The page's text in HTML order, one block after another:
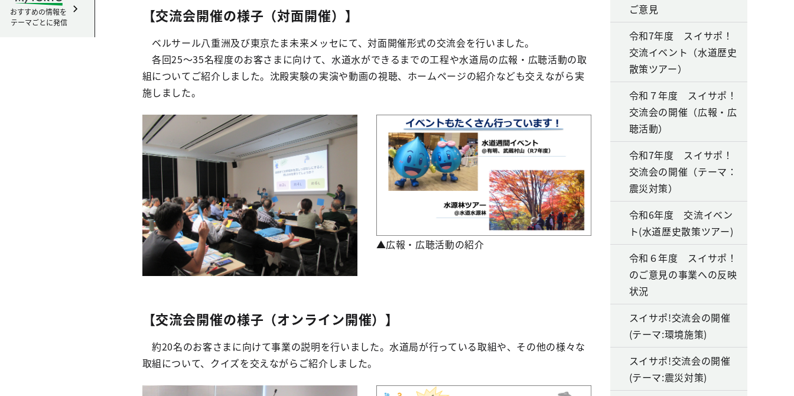
おすすめの情報を
テーマごとに発信
【交流会開催の様子（対面開催）】
ベルサール八重洲及び東京たま未来メッセにて、対面開催形式の交流会を行いました。
各回25～35名程度のお客さまに向けて、水道水ができるまでの工程や水道局の広報・広聴活動の取
組についてご紹介しました。沈殿実験の実演や動画の視聴、ホームページの紹介なども交えながら実
施しました。
▲広報・広聴活動の紹介
【交流会開催の様子（オンライン開催）】
約20名のお客さまに向けて事業の説明を行いました。水道局が行っている取組や、その他の様々な
取組について、クイズを交えながらご紹介しました。
ご意見
令和7年度 スイサポ！
交流イベント（水道歴史
散策ツアー）
令和７年度 スイサポ！
交流会の開催（広報・広
聴活動）
令和7年度 スイサポ！
交流会の開催（テーマ：
震災対策）
令和6年度 交流イベン
ト(水道歴史散策ツアー)
令和６年度 スイサポ！
のご意見の事業への反映
状況
スイサポ!交流会の開催
(テーマ:環境施策)
スイサポ!交流会の開催
(テーマ:震災対策)